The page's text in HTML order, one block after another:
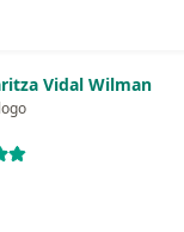
Vidal Wilman